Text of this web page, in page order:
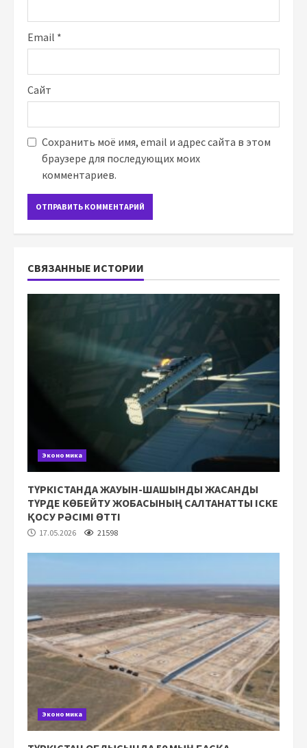
Email *
Сайт
Сохранить моё имя, email и адрес сайта в этом
браузере для последующих моих
комментариев.
СВЯЗАННЫЕ ИСТОРИИ
Экономика
ТҮРКІСТАНДА ЖАУЫН-ШАШЫНДЫ ЖАСАНДЫ
ТҮРДЕ КӨБЕЙТУ ЖОБАСЫНЫҢ САЛТАНАТТЫ ІСКЕ
ҚОСУ РӘСІМІ ӨТТІ
17.05.2026 21598
Экономика